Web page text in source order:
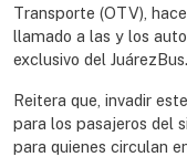
Transporte (OTV),
llamado a las y los
exclusivo del JuárezBus.
Reitera que, invadir
para los pasajeros del
para quienes circulan